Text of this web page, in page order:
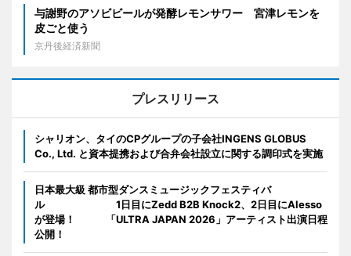
与謝野のアソビビールが発酵レモンサワー 宮津レモンを
皮ごと使う
京丹後経済新聞
プレスリリース
シャリオン、タイのCPグループの子会社INGENS GLOBUS
Co., Ltd. と資本提携および合弁会社設立に関する調印式を実施
日本最大級 都市型ダンスミュージックフェスティバ
ル 1日目にZedd B2B Knock2、2日目にAlesso
が登場！ 「ULTRA JAPAN 2026」アーティスト出演日程
公開！